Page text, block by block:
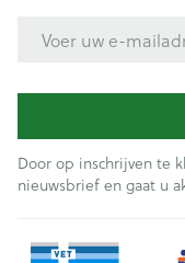
Door op inschrijven te
nieuwsbrief en gaat u